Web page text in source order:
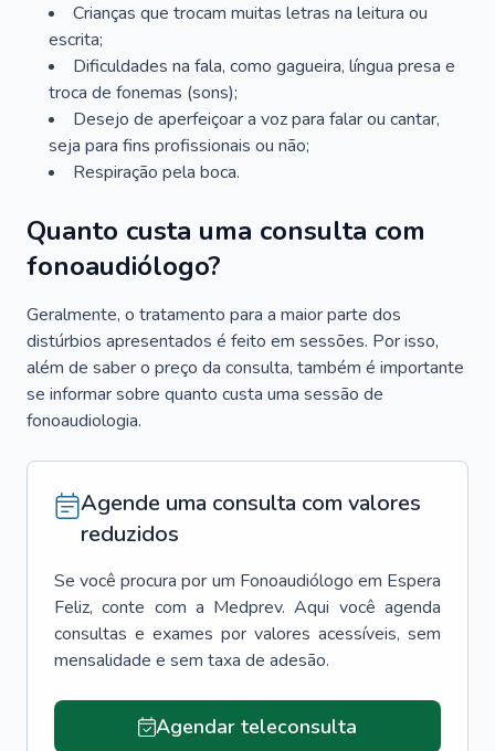
Crianças que trocam muitas letras na leitura ou
escrita;
Dificuldades na fala, como gagueira, língua presa e
troca de fonemas (sons);
Desejo de aperfeiçoar a voz para falar ou cantar,
seja para fins profissionais ou não;
Respiração pela boca.
Quanto custa uma consulta com
fonoaudiólogo?
Geralmente, o tratamento para a maior parte dos
distúrbios apresentados é feito em sessões. Por isso,
além de saber o preço da consulta, também é importante
se informar sobre quanto custa uma sessão de
fonoaudiologia.
Agende uma consulta com valores
reduzidos
Se você procura por um Fonoaudiólogo em Espera
Feliz, conte com a Medprev. Aqui você agenda
consultas e exames por valores acessíveis, sem
mensalidade e sem taxa de adesão.
Agendar teleconsulta